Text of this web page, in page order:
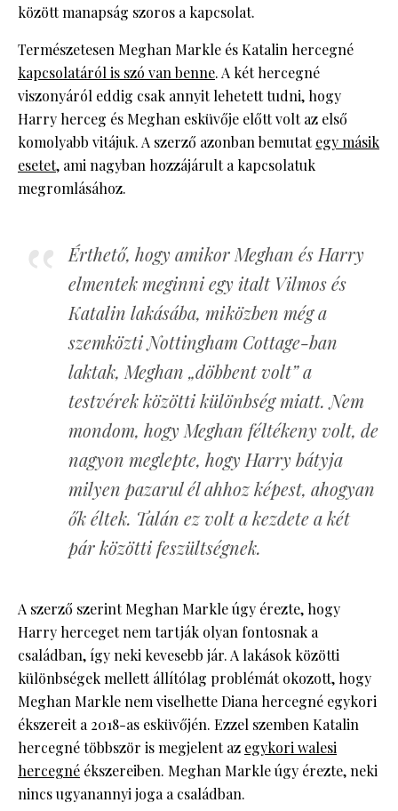
között manapság szoros a kapcsolat.
Természetesen Meghan Markle és Katalin hercegné
kapcsolatáról is szó van benne. A két hercegné
viszonyáról eddig csak annyit lehetett tudni, hogy
Harry herceg és Meghan esküvője előtt volt az első
komolyabb vitájuk. A szerző azonban bemutategy másik
esetet, ami nagyban hozzájárult a kapcsolatuk
megromlásához.
Érthető, hogy amikor Meghan és Harry
elmentek meginni egy italt Vilmos és
Katalin lakásába, miközben még a
szemközti Nottingham Cottage-ban
laktak, Meghan „döbbent volt” a
testvérek közötti különbség miatt. Nem
mondom, hogy Meghan féltékeny volt, de
nagyon meglepte, hogy Harry bátyja
milyen pazarul él ahhoz képest, ahogyan
ők éltek. Talán ez volt a kezdete a két
pár közötti feszültségnek.
A szerző szerint Meghan Markle úgy érezte, hogy
Harry herceget nem tartják olyan fontosnak a
családban, így neki kevesebb jár. A lakások közötti
különbségek mellett állítólag problémát okozott, hogy
Meghan Markle nem viselhette Diana hercegné egykori
ékszereit a 2018-as esküvőjén. Ezzel szemben Katalin
hercegné többször is megjelent az egykori walesi
hercegné ékszereiben. Meghan Markle úgy érezte, neki
nincs ugyanannyi joga a családban.